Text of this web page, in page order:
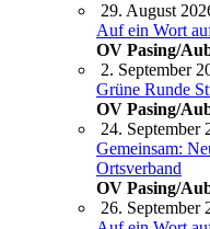
29. August
Auf ein Wort
OV Pasing/
2. September
Grüne Runde
OV Pasing/
24. September
Gemeinsam:
Ortsverband
OV Pasing/
26. September